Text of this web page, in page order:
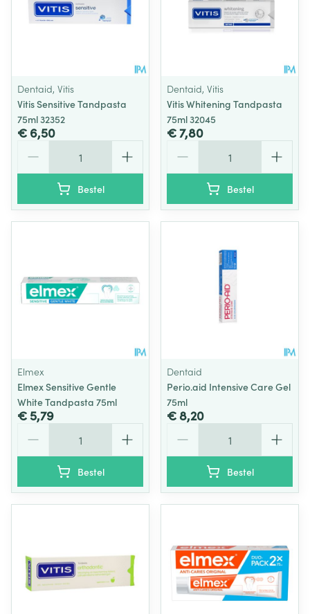
Dentaid, Vitis
Vitis Sensitive Tandpasta
75ml 32352
€ 6,50
Bestel
Dentaid, Vitis
Vitis Whitening Tandpasta
75ml 32045
€ 7,80
Bestel
Elmex
Elmex Sensitive Gentle
White Tandpasta 75ml
€ 5,79
Bestel
Dentaid
Perio.aid Intensive Care Gel
75ml
€ 8,20
Bestel